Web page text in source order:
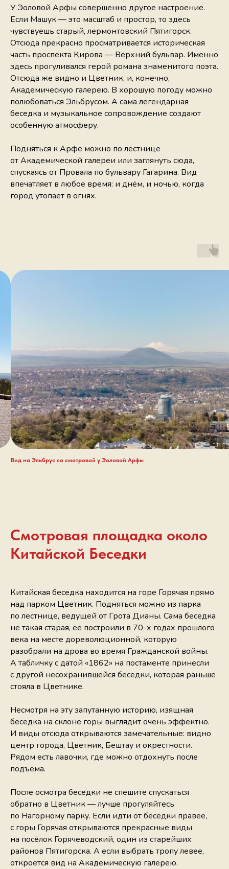
У Эоловой Арфы совершенно другое настроение.
Если Машук — это масштаб и простор, то здесь
чувствуешь старый, лермонтовский Пятигорск.
Отсюда прекрасно просматривается историческая
часть проспекта Кирова — Верхний бульвар. Именно
здесь прогуливался герой романа знаменитого поэта.
Отсюда же видно и Цветник, и, конечно,
Академическую галерею. В хорошую погоду можно
полюбоваться Эльбрусом. А сама легендарная
беседка и музыкальное сопровождение создают
особенную атмосферу.
Подняться к Арфе можно по лестнице
от Академической галереи или заглянуть сюда,
спускаясь от Провала по бульвару Гагарина. Вид
впечатляет в любое время: и днём, и ночью, когда
город утопает в огнях.
Вид на Эльбрус со смотровой у Эоловой Арфы
Смотровая площадка около
Китайской Беседки
Китайская беседка находится на горе Горячая прямо
над парком Цветник. Подняться можно из парка
по лестнице, ведущей от Грота Дианы. Сама беседка
не такая старая, её построили в 70-х годах прошлого
века на месте дореволюционной, которую
разобрали на дрова во время Гражданской войны.
А табличку с датой «1862» на постаменте принесли
с другой несохранившейся беседки, которая раньше
стояла в Цветнике.
Несмотря на эту запутанную историю, изящная
беседка на склоне горы выглядит очень эффектно.
И виды отсюда открываются замечательные: видно
центр города, Цветник, Бештау и окрестности.
Рядом есть лавочки, где можно отдохнуть после
подъёма.
После осмотра беседки не спешите спускаться
обратно в Цветник — лучше прогуляйтесь
по Нагорному парку. Если идти от беседки правее,
с горы Горячая открываются прекрасные виды
на посёлок Горячеводский, один из старейших
районов Пятигорска. А если выбрать тропу левее,
откроется вид на Академическую галерею.